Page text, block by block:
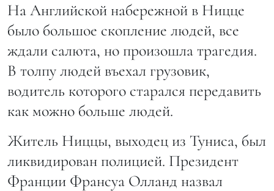
На Английской набережной в Ницце
было большое скопление людей, все
ждали салюта, но произошла трагедия.
В толпу людей въехал грузовик,
водитель которого старался передавить
как можно больше людей.
Житель Ниццы, выходец из Туниса, был
ликвидирован полицией. Президент
Франции Франсуа Олланд назвал